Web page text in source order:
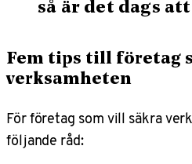
så är det dags
Fem tips till företag
verksamheten
För företag som vill säkra
följande råd: